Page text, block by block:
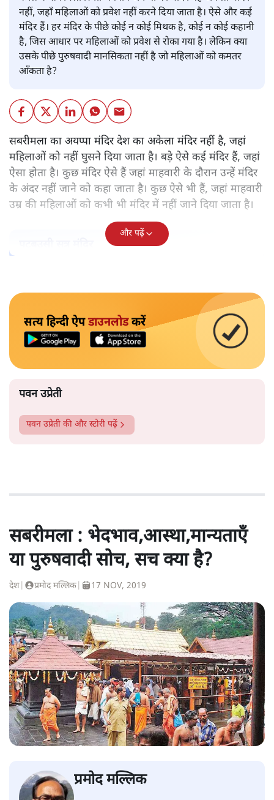
नहीं, जहाँ महिलाओं को प्रवेश नहीं करने दिया जाता है। ऐसे और कई
मंदिर हैं। हर मंदिर के पीछे कोई न कोई मिथक है, कोई न कोई कहानी
है, जिस आधार पर महिलाओं को प्रवेश से रोका गया है। लेकिन क्या
उसके पीछे पुरुषवादी मानसिकता नहीं है जो महिलाओं को कमतर
आँकता है?
सबरीमला का अयप्पा मंदिर देश का अकेला मंदिर नहीं है, जहां
महिलाओं को नहीं घुसने दिया जाता है। बड़े ऐसे कई मंदिर हैं, जहां
ऐसा होता है। कुछ मंदिर ऐसे हैं जहां माहवारी के दौरान उन्हें मंदिर
के अंदर नहीं जाने को कहा जाता है। कुछ ऐसे भी हैं, जहां माहवारी
उम्र की महिलाओं को कभी भी मंदिर में नहीं जाने दिया जाता है।
और पढ़ें
सत्य हिन्दी ऐपडाउनलोडकरें
पवन उप्रेती
पवन उप्रेती की और स्टोरी पढ़ें
सबरीमला : भेदभाव,आस्था,मान्यताएँ
या पुरुषवादी सोच, सच क्या है?
देश प्रमोद मल्लिक 17 NOV, 2019
प्रमोद मल्लिक